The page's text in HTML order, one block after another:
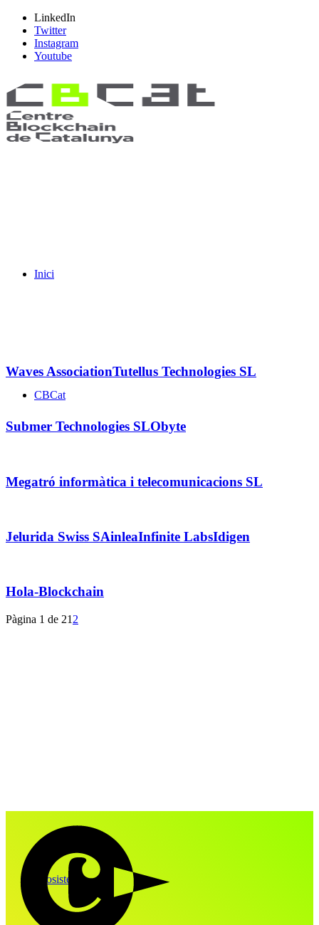
LinkedIn
Twitter
Instagram
Youtube
Inici
CBCat
Ecosistema
Waves AssociationTutellus Technologies SL
Submer Technologies SLObyte
Megatró informàtica i telecomunicacions SL
Jelurida Swiss SAinleaInfinite LabsIdigen
Hola-Blockchain
Pàgina 1 de 21 2